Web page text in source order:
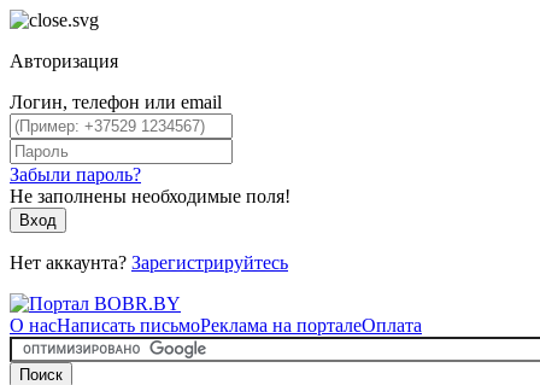
Авторизация
Логин, телефон или email
Забыли пароль?
Не заполнены необходимые поля!
Вход
Нет аккаунта? Зарегистрируйтесь
О насНаписать письмоРеклама на порталеОплата
Поиск